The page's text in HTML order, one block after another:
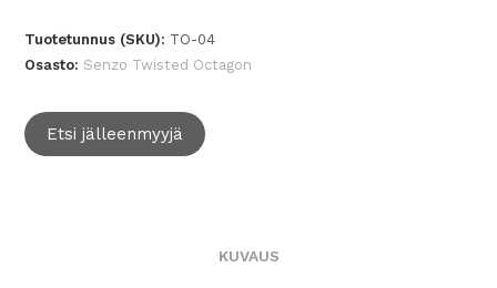
Tuotetunnus (SKU): TO-04
Osasto: Senzo Twisted Octagon
Etsi jälleenmyyjä
KUVAUS